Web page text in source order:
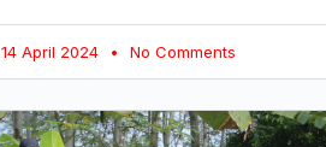
14 April 2024 No Comments